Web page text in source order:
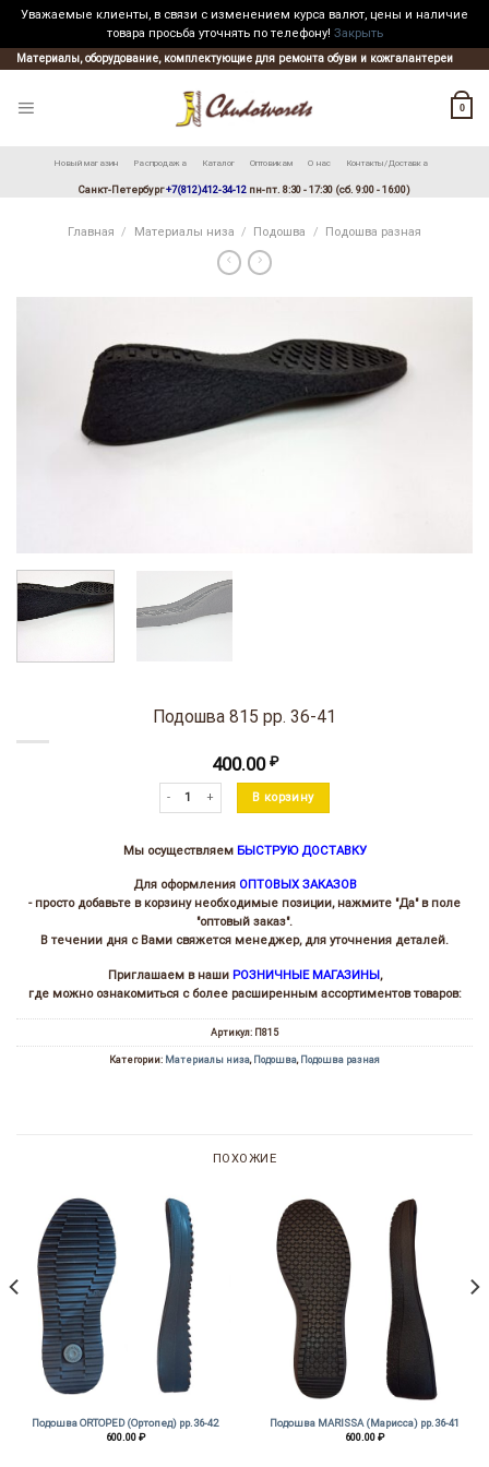
Уважаемые клиенты, в связи с изменением курса валют, цены и наличие
товара просьба уточнять по телефону! Закрыть
Skip
to
Материалы, оборудование, комплектующие для ремонта обуви и кожгалантереи
0
Новый магазин Распродажа Каталог Оптовикам О нас Контакты/Доставка
Санкт-Петербург+7(812)412-34-12 пн-пт. 8:30 - 17:30 (сб. 9:00 - 16:00)
Главная / Материалы низа / Подошва / Подошва разная
Подошва 815 рр. 36-41
400.00 ₽
Количество товара Подошва 815 рр. 36-41
В корзину
Мы осуществляем БЫСТРУЮ ДОСТАВКУ
Для оформления ОПТОВЫХ ЗАКАЗОВ
- просто добавьте в корзину необходимые позиции, нажмите "Да" в поле
"оптовый заказ".
В течении дня с Вами свяжется менеджер, для уточнения деталей.
Приглашаем в наши РОЗНИЧНЫЕ МАГАЗИНЫ,
где можно ознакомиться с более расширенным ассортиментов товаров:
Артикул: П815
Категории: Материалы низа, Подошва, Подошва разная
ПОХОЖИЕ
Подошва ORTOPED (Ортопед) рр.36-42
600.00₽
Подошва MARISSA (Марисса) рр.36-41
600.00₽